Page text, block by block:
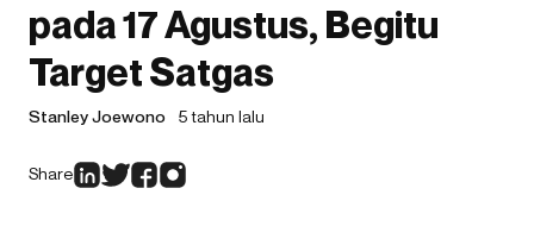
pada 17 Agustus, Begitu
Target Satgas
Stanley Joewono 5 tahun lalu
Share